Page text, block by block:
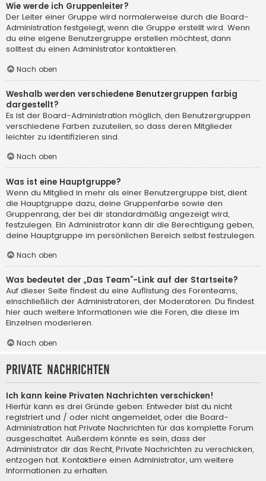
Wie werde ich Gruppenleiter?
Der Leiter einer Gruppe wird normalerweise durch die Board-
Administration festgelegt, wenn die Gruppe erstellt wird. Wenn
du eine eigene Benutzergruppe erstellen möchtest, dann
solltest du einen Administrator kontaktieren.
Nach oben
Weshalb werden verschiedene Benutzergruppen farbig
dargestellt?
Es ist der Board-Administration möglich, den Benutzergruppen
verschiedene Farben zuzuteilen, so dass deren Mitglieder
leichter zu identifizieren sind.
Nach oben
Was ist eine Hauptgruppe?
Wenn du Mitglied in mehr als einer Benutzergruppe bist, dient
die Hauptgruppe dazu, deine Gruppenfarbe sowie den
Gruppenrang, der bei dir standardmäßig angezeigt wird,
festzulegen. Ein Administrator kann dir die Berechtigung geben,
deine Hauptgruppe im persönlichen Bereich selbst festzulegen.
Nach oben
Was bedeutet der „Das Team“-Link auf der Startseite?
Auf dieser Seite findest du eine Auflistung des Forenteams,
einschließlich der Administratoren, der Moderatoren. Du findest
hier auch weitere Informationen wie die Foren, die diese im
Einzelnen moderieren.
Nach oben
Private Nachrichten
Ich kann keine Privaten Nachrichten verschicken!
Hierfür kann es drei Gründe geben: Entweder bist du nicht
registriert und / oder nicht angemeldet, oder die Board-
Administration hat Private Nachrichten für das komplette Forum
ausgeschaltet. Außerdem könnte es sein, dass der
Administrator dir das Recht, Private Nachrichten zu verschicken,
entzogen hat. Kontaktiere einen Administrator, um weitere
Informationen zu erhalten.